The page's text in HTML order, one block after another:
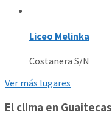
Liceo Melinka
Costanera S/N
Ver más lugares
El clima en Guaitecas